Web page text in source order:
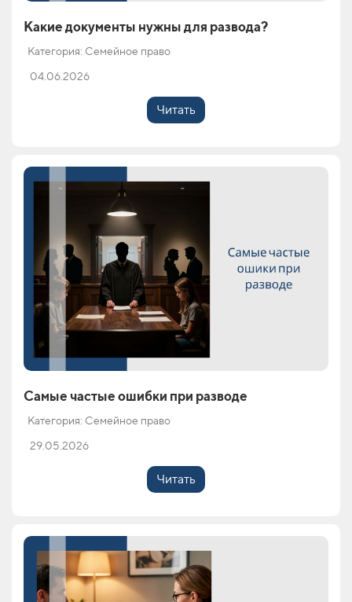
Какие документы нужны для развода?
Категория: Семейное право
04.06.2026
Читать
Самые частые ошибки при разводе
Категория: Семейное право
29.05.2026
Читать